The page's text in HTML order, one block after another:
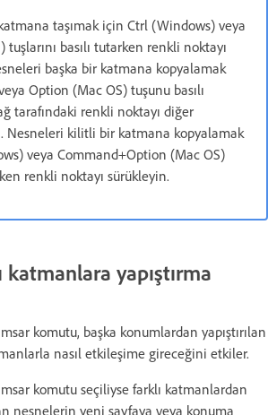
taşımak için Ctrl (Windows) veya
basılı tutarken renkli noktayı
başka bir katmana kopyalamak
Option (Mac OS) tuşunu basılı
tarafındaki renkli noktayı diğer
Nesneleri kilitli bir katmana kopyalamak
veya Command+Option (Mac OS)
renkli noktayı sürükleyin.
yapıştırma
komutu, başka konumlardan yapıştırılan
nasıl etkileşime gireceğini etkiler.
komutu seçiliyse farklı katmanlardan
nesnelerin yeni sayfaya veya konuma